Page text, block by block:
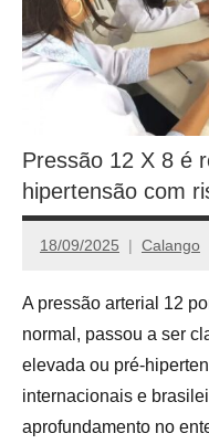
Pressão 12 X 8 é
hipertensão com
18/09/2025 Calango
A pressão arterial 12
normal, passou a ser
elevada ou pré-
internacionais e
aprofundamento no